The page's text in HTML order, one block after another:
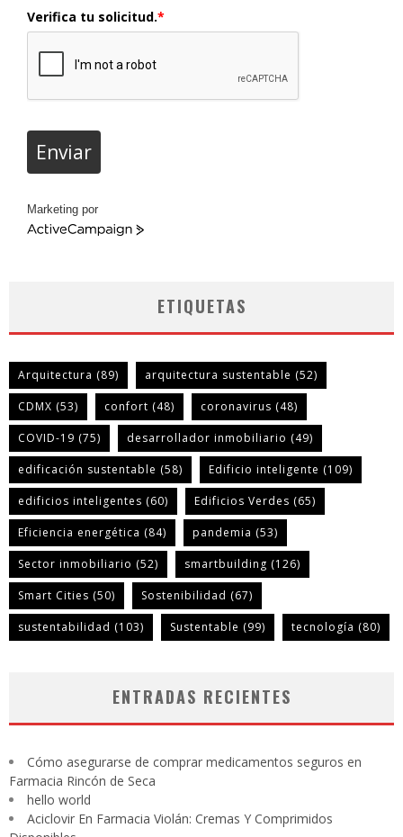
Verifica tu solicitud.*
Enviar
Marketing por
ActiveCampaign
ETIQUETAS
Arquitectura (89) arquitectura sustentable (52)
CDMX (53) confort (48) coronavirus (48)
COVID-19 (75) desarrollador inmobiliario (49)
edificación sustentable (58) Edificio inteligente (109)
edificios inteligentes (60) Edificios Verdes (65)
Eficiencia energética (84) pandemia (53)
Sector inmobiliario (52) smartbuilding (126)
Smart Cities (50) Sostenibilidad (67)
sustentabilidad (103) Sustentable (99) tecnología (80)
ENTRADAS RECIENTES
Cómo asegurarse de comprar medicamentos seguros en
Farmacia Rincón de Seca
hello world
Aciclovir En Farmacia Violán: Cremas Y Comprimidos